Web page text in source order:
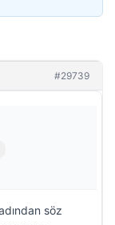
#29739
söz